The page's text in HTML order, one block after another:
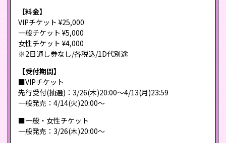
【料金】
VIPチケット ¥25,000
一般チケット ¥5,000
女性チケット ¥4,000
※2日通し券なし/各税込/1D代別途
【受付期間】
■VIPチケット
先行受付(抽選)：3/26(木)20:00〜4/13(月)23:59
一般発売：4/14(火)20:00〜
■一般・女性チケット
一般発売：3/26(木)20:00〜